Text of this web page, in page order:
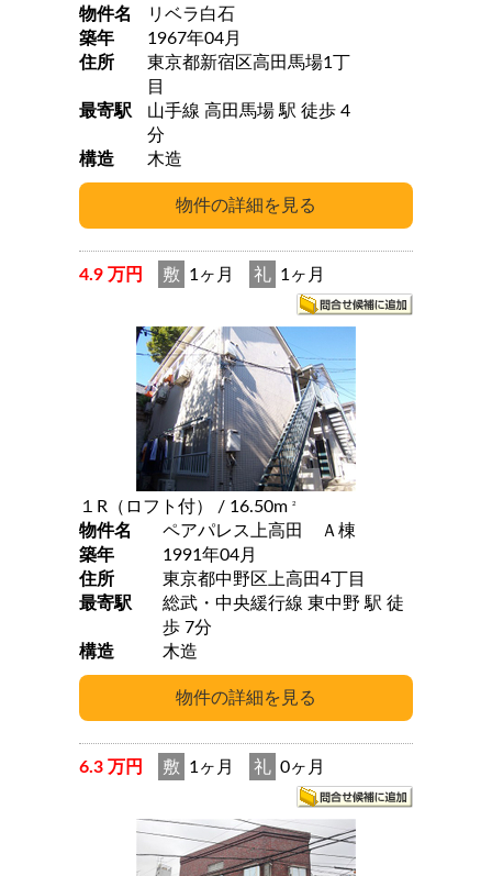
物件名
リベラ白石
築年
1967年04月
住所
東京都新宿区高田馬場1丁
目
最寄駅
山手線 高田馬場 駅 徒歩 4
分
構造
木造
4.9 万円 敷 1ヶ月 礼 1ヶ月
１R（ロフト付） / 16.50m 2
物件名
ペアパレス上高田 Ａ棟
築年
1991年04月
住所
東京都中野区上高田4丁目
最寄駅
総武・中央緩行線 東中野 駅 徒
歩 7分
構造
木造
6.3 万円 敷 1ヶ月 礼 0ヶ月